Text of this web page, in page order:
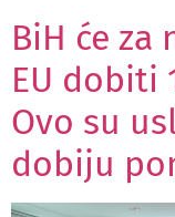
BiH će za
EU dobiti
Ovo su
dobiju